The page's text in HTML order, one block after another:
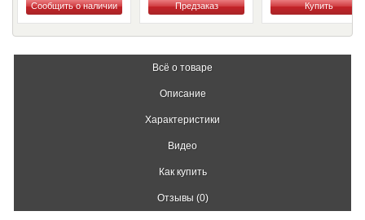
Купить Купить
Купить
Всё о товаре
Описание
Характеристики
Видео
Как купить
Отзывы (0)